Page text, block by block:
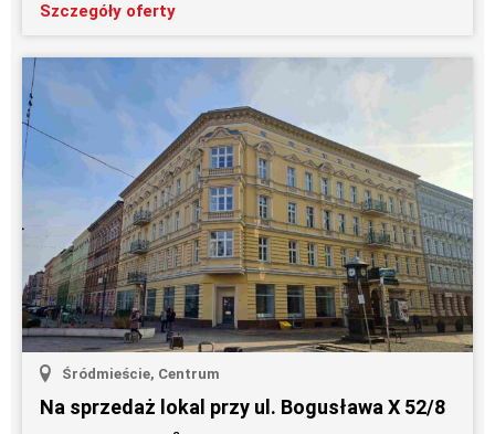
Szczegóły oferty
Śródmieście, Centrum
Na sprzedaż lokal przy ul. Bogusława X 52/8